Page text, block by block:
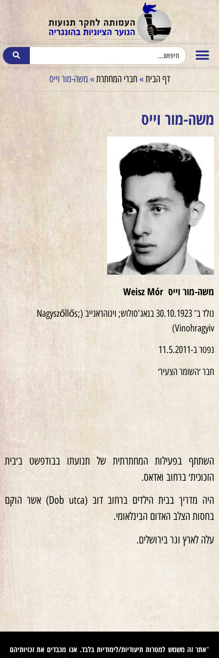
דף הבית»חברי המחתרת» משה-מור וייס
משה-מור וייס
משה-מור וייס Weisz Mór
נולד ב־ 30.10.1923 בנאג'סולוש; וינוהראנייב (Nagyszőllős;
Vinohragyiv)
נפטר ב-11.5.2011
חבר ׳השומר הצעיר׳
השתתף בפעילות המחתרתית של תנועתו בבודפשט ב׳בית
הזכוכית׳ ברחוב ואדאס.
היה מדריך בבית הילדים ברחוב דוב (Dob utca) אשר הוקם
בחסות הצלב האדום הבינלאומי.
עלה לארץ וגר בירושלים.
"אתר זה משמש למטרות תיעודיות/לימודיות בלבד. אנו מכבדים את זכויותיהם